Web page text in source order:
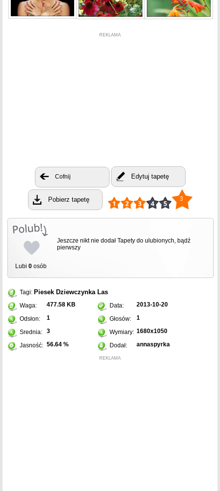
REKLAMA
Cofnij Edytuj tapetę
Pobierz tapetę 3
Lubi 0 osób
Jeszcze nikt nie dodał Tapety do ulubionych, bądź
pierwszy
Tagi: Piesek Dziewczynka Las
Waga: 477.58 KB Data: 2013-10-20
Odsłon: 1 Głosów: 1
Srednia: 3 Wymiary: 1680x1050
Jasność: 56.64 % Dodał: annaspyrka
REKLAMA